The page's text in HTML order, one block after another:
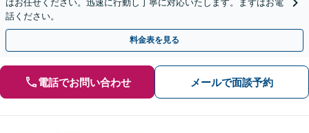
はお任せください。迅速に行動し丁寧に対応いたします。まずはお電
話ください。
料金表を見る
電話でお問い合わせ メールで面談予約